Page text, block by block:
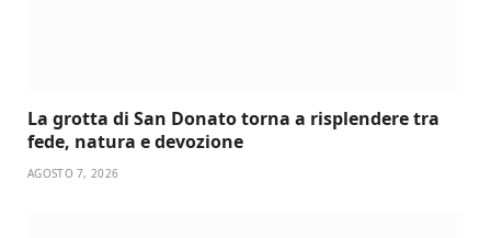
La grotta di San Donato torna a risplendere tra
fede, natura e devozione
AGOSTO 7, 2026